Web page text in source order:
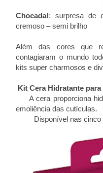
Chocada!: surpresa de
cremoso – semi brilho
Além das cores que
contagiaram o mundo
kits super charmosos e
Kit Cera Hidratante
A cera proporciona
emoliência das cutículas.
Disponível nas cinco